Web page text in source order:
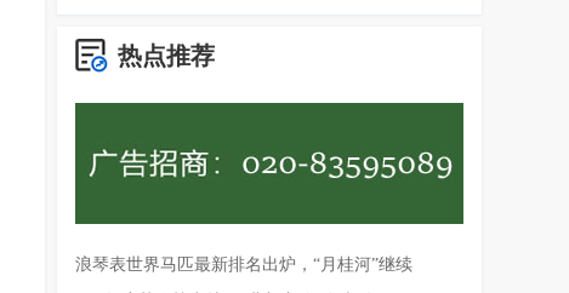
热点推荐
浪琴表世界马匹最新排名出炉，“月桂河”继续